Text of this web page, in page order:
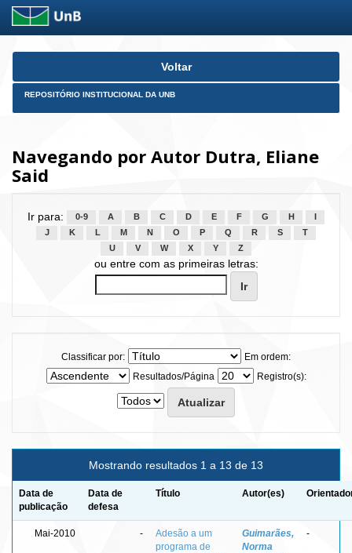
Skip
Voltar
REPOSITÓRIO INSTITUCIONAL DA UNB
Navegando por Autor Dutra, Eliane
Said
Ir para: 0-9 A B C D E F G H
J
K L M N O P Q R S
T
U
V W X Y Z
ou entre com as primeiras letras:
Classificar por:
Em ordem:
Resultados/Página
Registro(s):
Mostrando resultados 1 a 13 de 13
Data de
publicação
Data de
defesa
Título Autor(es)
Mai-2010 -
Adesão a um
programa de
Guimarães,
Norma
-